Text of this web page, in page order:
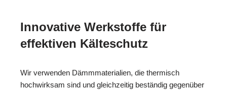
Innovative Werkstoffe für
effektiven Kälteschutz
Wir verwenden Dämmmaterialien, die thermisch
hochwirksam sind und gleichzeitig beständig gegenüber